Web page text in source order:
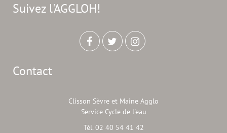
Suivez l'AGGLOH!
Contact
Clisson Sèvre et Maine Agglo
Service Cycle de l'eau
Tél. 02 40 54 41 42